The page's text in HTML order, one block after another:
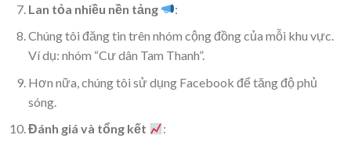
Lan tỏa nhiều nền tảng
:
Chúng tôi đăng tin trên nhóm cộng đồng của mỗi khu vực.
Ví dụ: nhóm “Cư dân Tam Thanh”.
Hơn nữa, chúng tôi sử dụng Facebook để tăng độ phủ
sóng.
Đánh giá và tổng kết
: